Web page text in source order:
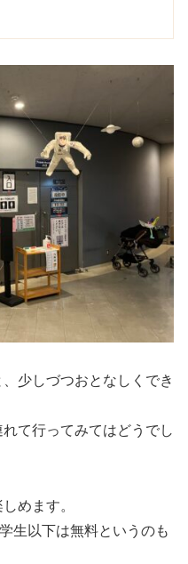
少しづつおとなしくでき
て行ってみてはどうでし
めます。
生以下は無料というのも